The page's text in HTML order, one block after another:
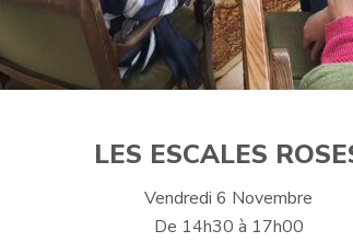
LES ESCALES
Vendredi 6 Novembre
De 14h30 à 17h00